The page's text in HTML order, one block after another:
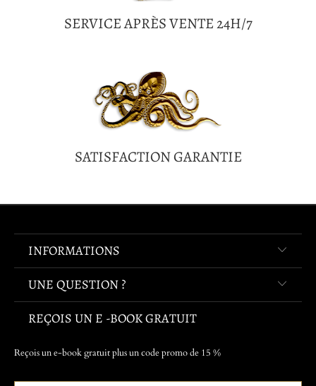
SERVICE APRÈS VENTE 24H/7
SATISFACTION GARANTIE
INFORMATIONS
UNE QUESTION ?
REÇOIS UN E -BOOK GRATUIT
Reçois un e-book gratuit plus un code promo de 15 %